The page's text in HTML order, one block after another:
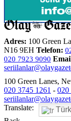
Adres: 100 Green
N16 9EH Telefon:
020 7923 9090
100 Green Lanes,
020 3745 1261 - 020
Translate: